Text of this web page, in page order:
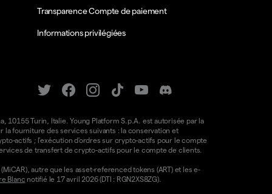
Transparence Compte de paiement
Informations privilégiées
10155 Turin, Italie. Young Platform S.p.A. est autorisée par la
la fourniture des services suivants : la conservation et
actifs ; l'exécution d'ordres sur crypto-actifs pour le compte
de transfert de crypto-actifs pour le compte de clients.
autre que les asset-referenced tokens (ART) et les e-
Blanc notifié le 17 avril 2026 (DTI : RGN2XS8ZG).